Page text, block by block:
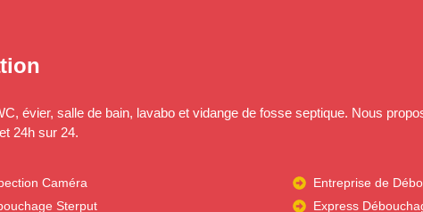
évier, salle de bain, lavabo et vidange de fosse septique. Nous
24h sur 24.
Caméra
Sterput
Entreprise de
Express